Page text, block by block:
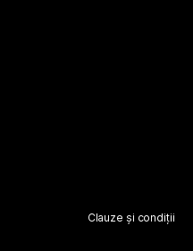
Clauze și condiții